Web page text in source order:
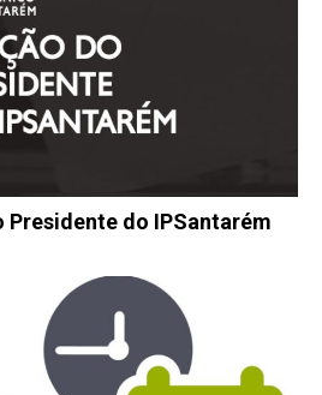
Presidente do IPSantarém